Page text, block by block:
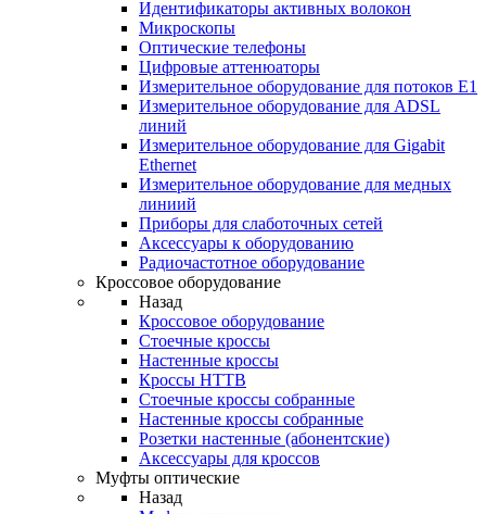
Идентификаторы активных волокон
Микроскопы
Оптические телефоны
Цифровые аттенюаторы
Измерительное оборудование для потоков Е1
Измерительное оборудование для ADSL
линий
Измерительное оборудование для Gigabit
Ethernet
Измерительное оборудование для медных
линиий
Приборы для слаботочных сетей
Аксессуары к оборудованию
Радиочастотное оборудование
Кроссовое оборудование
Назад
Кроссовое оборудование
Стоечные кроссы
Настенные кроссы
Кроссы HTTB
Стоечные кроссы собранные
Настенные кроссы собранные
Розетки настенные (абонентские)
Аксессуары для кроссов
Муфты оптические
Назад